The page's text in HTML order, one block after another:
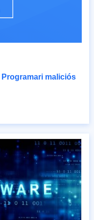
Programari maliciós